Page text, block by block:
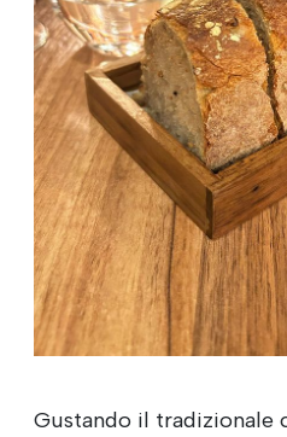
Gustando il tradizionale